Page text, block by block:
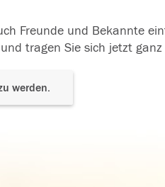
Freunde und Bekannte
tragen Sie sich jetzt
werden.